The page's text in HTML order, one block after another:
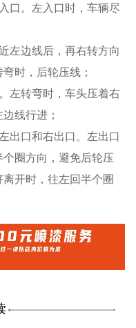
口。左入口时，车辆尽
左边线后，再右转方向
时，后轮压线；
左转弯时，车头压着右
线行进；
出口和右出口。左出口
圈方向，避免后轮压
开时，往左回半个圈